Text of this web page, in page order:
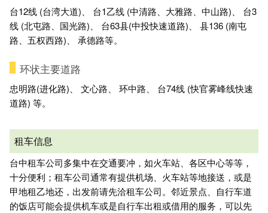
台12线 (台湾大道)、 台1乙线 (中清路、大雅路、中山路)、 台3
线 (北屯路、国光路)、 台63县(中投快速道路)、 县136 (南屯
路、五权西路)、 承德路等。
环状主要道路
忠明路(进化路)、 文心路、 环中路、 台74线 (快官雾峰线快速
道路) 等。
租车信息
台中租车公司多集中在交通要冲，如火车站、各区中心等等，
十分便利；租车公司通常有提供机场、火车站等地接送，或是
甲地租乙地还，出发前请先洽租车公司。邻近景点、自行车道
的饭店可能会提供机车或是自行车出租或借用的服务，可以先